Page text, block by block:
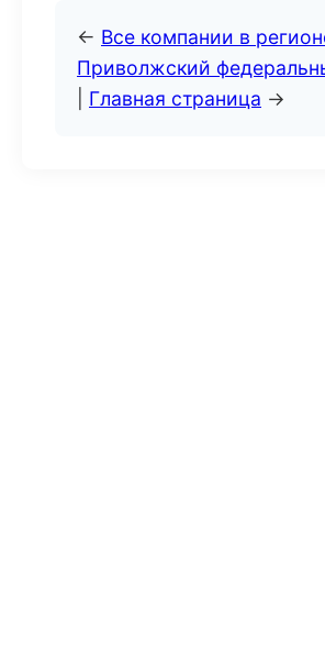
← Все компании в
Приволжский
Главная страница →